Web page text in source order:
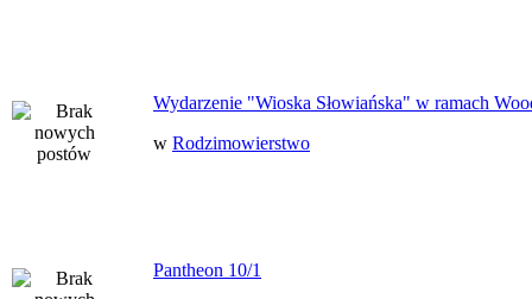
Wydarzenie "Wioska Słowiańska" w ramach
w Rodzimowierstwo
Pantheon 10/1